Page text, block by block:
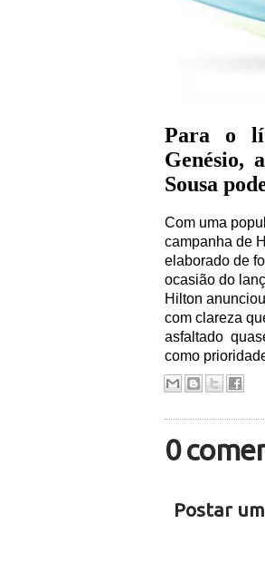
Para o
Genésio,
Sousa
Com uma
campanha de
elaborado de
ocasião do
Hilton
com clareza
asfaltado
como
0
Postar